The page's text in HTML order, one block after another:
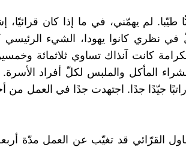
لم يهمّني، في ما إذا كان قرائيًا،
في نظري كانوا يهودا، الشيء
كانت آنذاك تساوي ثلاثمائة
المأكل والملبس لكلّ أفراد الأسرة.
جيّدًا جدًا. اجتهدت جدًا في العمل
القرّائي قد تغيّب عن العمل مدّة